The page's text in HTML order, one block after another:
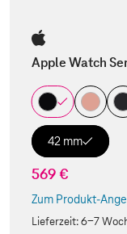
Apple Watch
42 mm
569 €
Zum Produkt-
(Der Link wird in
Lieferzeit:6-7